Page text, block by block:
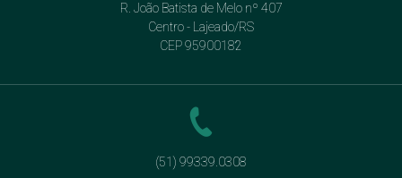
R. João Batista de Melo nº 407
Centro - Lajeado/RS
CEP 95900182
(51) 99339.0308